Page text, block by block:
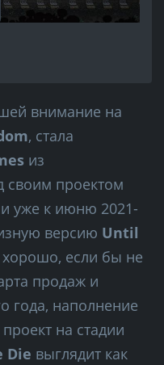
внимание на
, стала
из
своим проектом
уже к июню 2021-
версию Until
если бы не
продаж и
года, наполнение
на стадии
Die выглядит как